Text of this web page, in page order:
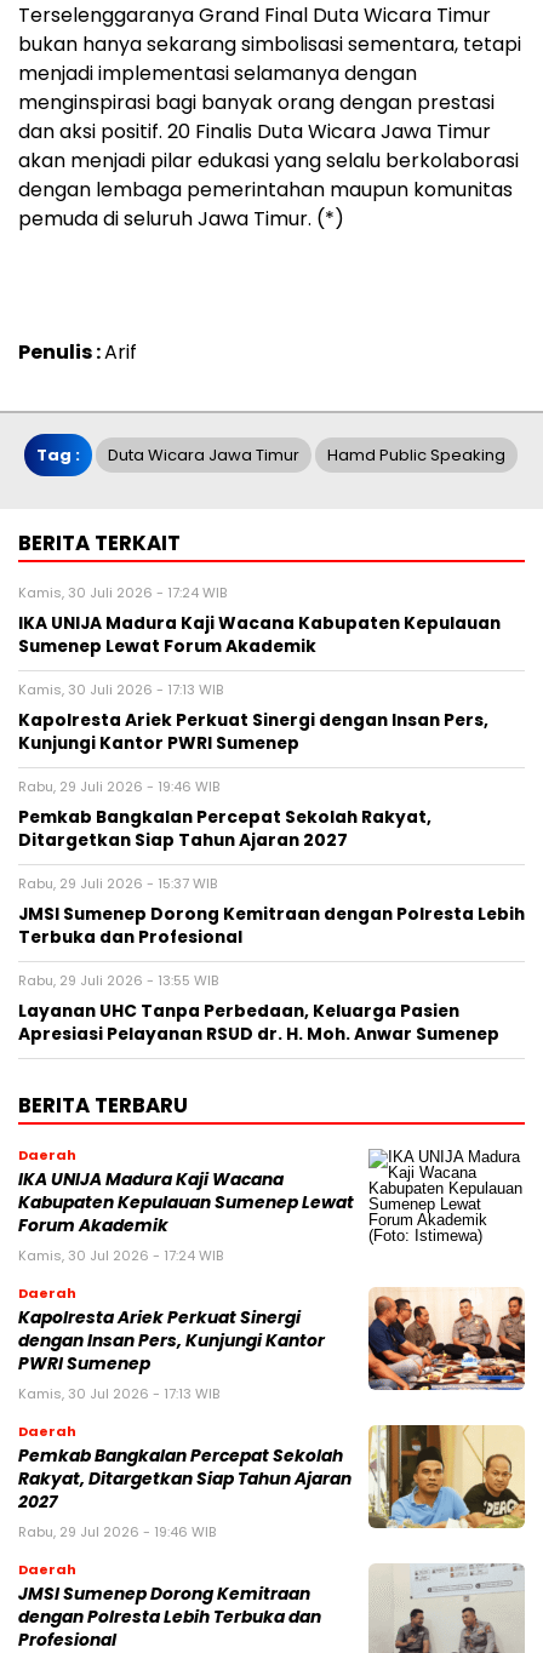
Terselenggaranya Grand Final Duta Wicara Timur
bukan hanya sekarang simbolisasi sementara, tetapi
menjadi implementasi selamanya dengan
menginspirasi bagi banyak orang dengan prestasi
dan aksi positif. 20 Finalis Duta Wicara Jawa Timur
akan menjadi pilar edukasi yang selalu berkolaborasi
dengan lembaga pemerintahan maupun komunitas
pemuda di seluruh Jawa Timur. (*)
Penulis :Arif
Tag : Duta Wicara Jawa Timur Hamd Public Speaking
BERITA TERKAIT
Kamis, 30 Juli 2026 - 17:24 WIB
IKA UNIJA Madura Kaji Wacana Kabupaten Kepulauan
Sumenep Lewat Forum Akademik
Kamis, 30 Juli 2026 - 17:13 WIB
Kapolresta Ariek Perkuat Sinergi dengan Insan Pers,
Kunjungi Kantor PWRI Sumenep
Rabu, 29 Juli 2026 - 19:46 WIB
Pemkab Bangkalan Percepat Sekolah Rakyat,
Ditargetkan Siap Tahun Ajaran 2027
Rabu, 29 Juli 2026 - 15:37 WIB
JMSI Sumenep Dorong Kemitraan dengan Polresta Lebih
Terbuka dan Profesional
Rabu, 29 Juli 2026 - 13:55 WIB
Layanan UHC Tanpa Perbedaan, Keluarga Pasien
Apresiasi Pelayanan RSUD dr. H. Moh. Anwar Sumenep
BERITA TERBARU
Daerah
IKA UNIJA Madura Kaji Wacana
Kabupaten Kepulauan Sumenep Lewat
Forum Akademik
Kamis, 30 Jul 2026 - 17:24 WIB
Daerah
Kapolresta Ariek Perkuat Sinergi
dengan Insan Pers, Kunjungi Kantor
PWRI Sumenep
Kamis, 30 Jul 2026 - 17:13 WIB
Daerah
Pemkab Bangkalan Percepat Sekolah
Rakyat, Ditargetkan Siap Tahun Ajaran
2027
Rabu, 29 Jul 2026 - 19:46 WIB
Daerah
JMSI Sumenep Dorong Kemitraan
dengan Polresta Lebih Terbuka dan
Profesional